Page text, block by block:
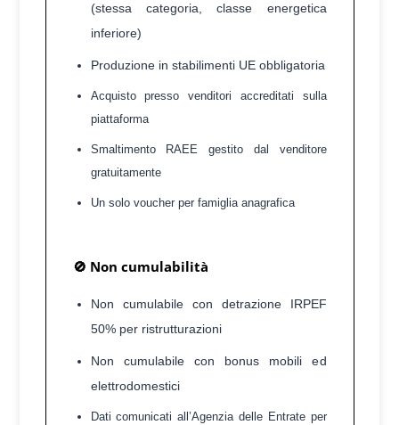
(stessa categoria, classe energetica
inferiore)
Produzione in stabilimenti UE obbligatoria
Acquisto presso venditori accreditati sulla
piattaforma
Smaltimento RAEE gestito dal venditore
gratuitamente
Un solo voucher per famiglia anagrafica
🚫 Non cumulabilità
Non cumulabile con detrazione IRPEF
50% per ristrutturazioni
Non cumulabile con bonus mobili ed
elettrodomestici
Dati comunicati all’Agenzia delle Entrate per